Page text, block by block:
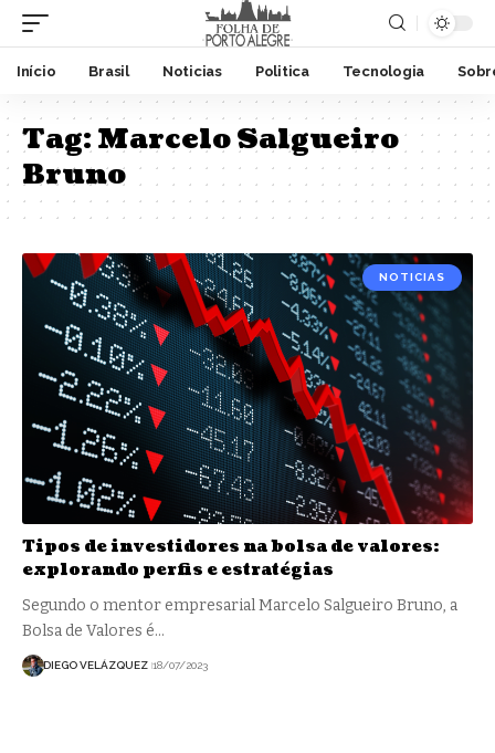
Início Brasil Noticias Politica Tecnologia
Tag:Marcelo Salgueiro
Bruno
NOTICIAS
Tipos de investidores na bolsa de valores:
explorando perfis e estratégias
Segundo o mentor empresarial Marcelo Salgueiro Bruno, a
Bolsa de Valores é…
DIEGO VELÁZQUEZ 18/07/2023